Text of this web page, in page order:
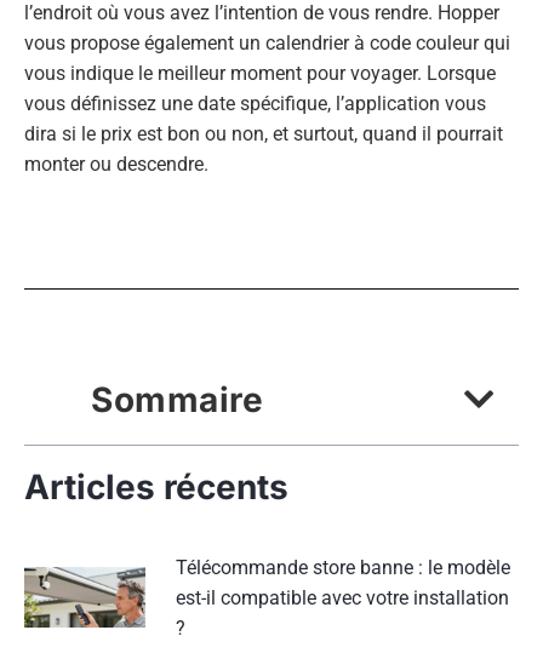
l’endroit où vous avez l’intention de vous rendre. Hopper
vous propose également un calendrier à code couleur qui
vous indique le meilleur moment pour voyager. Lorsque
vous définissez une date spécifique, l’application vous
dira si le prix est bon ou non, et surtout, quand il pourrait
monter ou descendre.
Sommaire
Articles récents
Télécommande store banne : le modèle
est-il compatible avec votre installation
?